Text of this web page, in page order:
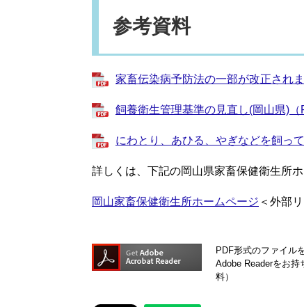
参考資料
家畜伝染病予防法の一部が改正され
飼養衛生管理基準の見直し(岡山県)（
にわとり、あひる、やぎなどを飼っ
詳しくは、下記の岡山県家畜保健衛生所
岡山家畜保健衛生所ホームページ ＜外部
PDF形式のファイル
Adobe Readerをお
料）